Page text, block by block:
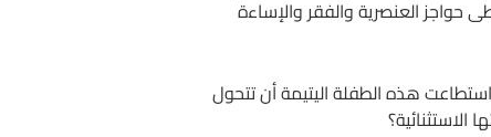
حواجز العنصرية والفقر والإساءة
هذه الطفلة اليتيمة أن تتحول